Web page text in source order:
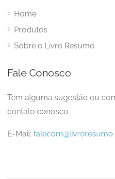
Home
Produtos
Sobre o Livro Resumo
Fale Conosco
Tem alguma sugestão ou
contato conosco.
E-Mail: